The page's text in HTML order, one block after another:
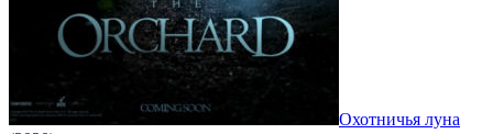
Охотничья луна